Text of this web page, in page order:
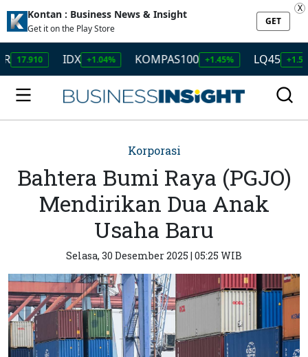
Kontan : Business News & Insight
Get it on the Play Store
GET
X
IDX +1.04% KOMPAS100 +1.45% LQ45 +1.50%
Korporasi
Bahtera Bumi Raya (PGJO)
Mendirikan Dua Anak
Usaha Baru
Selasa, 30 Desember 2025 | 05:25 WIB